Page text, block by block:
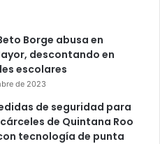
Borge abusa en
descontando en
escolares
de 2023
de seguridad para
de Quintana Roo
tecnología de punta